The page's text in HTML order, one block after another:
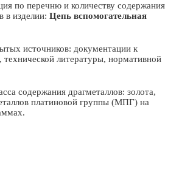
по перечню и количеству содержания
в изделии: Цепь вспомогательная
источников: документации к
литературы, нормативной
содержания драгметаллов: золота,
платиновой группы (МПГ) на